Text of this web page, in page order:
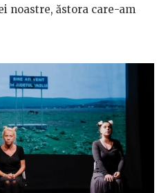
noastre, ăstora care-am